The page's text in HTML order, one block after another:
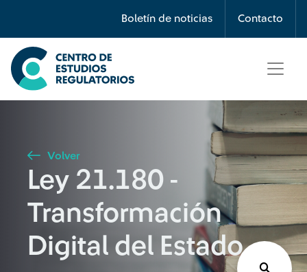
Boletín de noticias Contacto
Búsqueda
Seleccione país
Buscar
Volver
Ley 21.180 -
Transformación
Digital del Estado